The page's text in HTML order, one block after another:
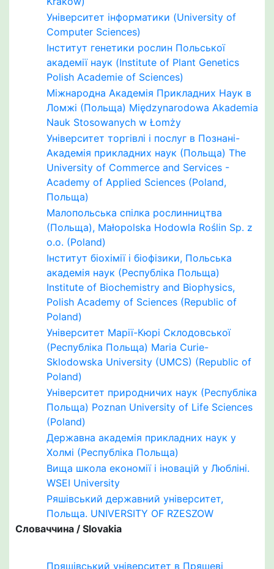
Університет інформатики (University of
Computer Sciences)
Інститут генетики рослин Польської
академії наук (Institute of Plant Genetics
Polish Academie of Sciences)
Міжнародна Академія Прикладних Наук в
Ломжі (Польща) Międzynarodowa Akademia
Nauk Stosowanych w Łomży
Університет торгівлі і послуг в Познані-
Академія прикладних наук (Польща) The
University of Commerce and Services -
Academy of Applied Sciences (Poland,
Польща)
Малопольська спілка рослинництва
(Польща), Małopolska Hodowla Roślin Sp. z
o.o. (Poland)
Інститут біохімії і біофізики, Польська
академія наук (Республіка Польща)
Institute of Biochemistry and Biophysics,
Polish Academy of Sciences (Republic of
Poland)
Університет Марії-Кюрі Склодовської
(Республіка Польща) Maria Curie-
Sklodowska University (UMCS) (Republic of
Poland)
Університет природничих наук (Республіка
Польща) Poznan University of Life Sciences
(Poland)
Державна академія прикладних наук у
Холмі (Республіка Польща)
Вища школа економії і іновацій у Любліні.
WSEI University
Ряшівський державний університет,
Польща. UNIVERSITY OF RZESZOW
Словаччина / Slovakia
Пряшівський університет в Пряшеві